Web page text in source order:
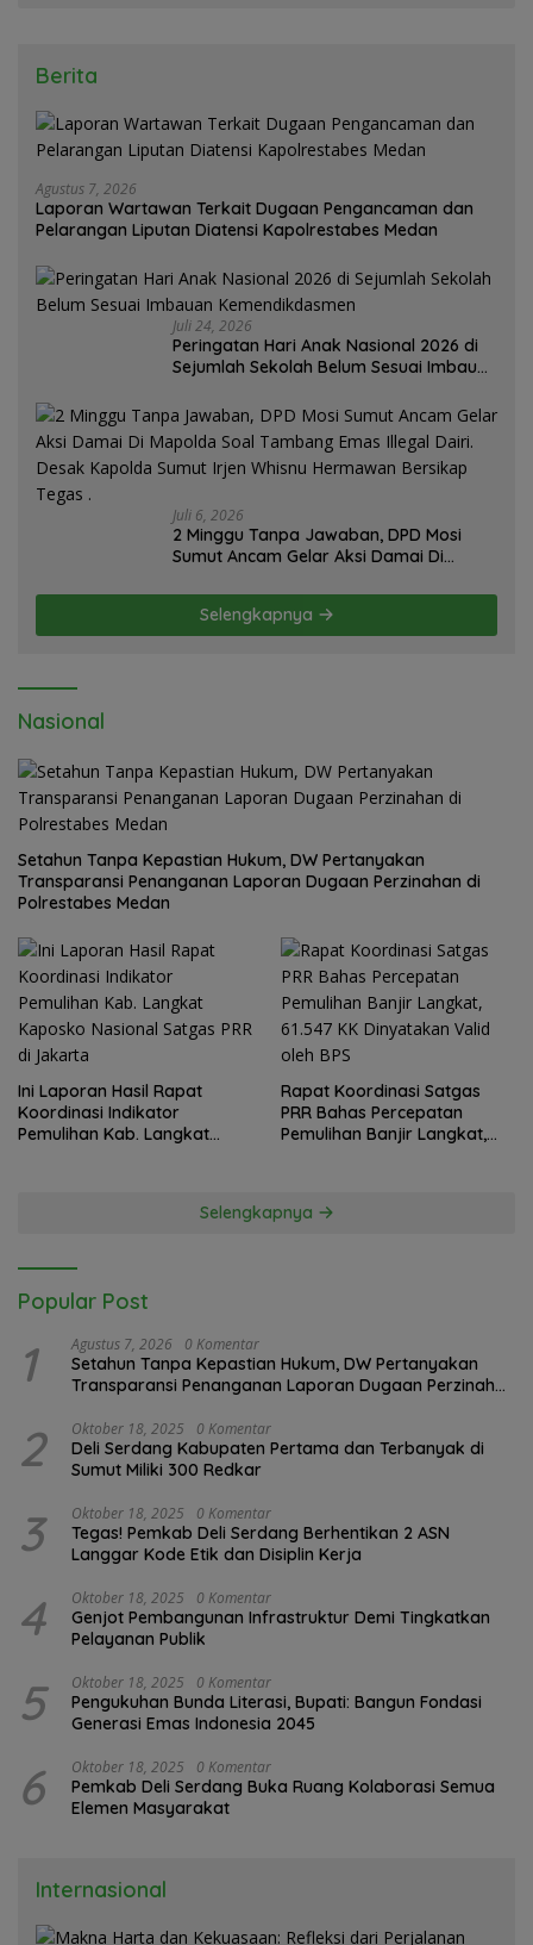
Berita
Agustus 7, 2026
Laporan Wartawan Terkait Dugaan Pengancaman dan
Pelarangan Liputan Diatensi Kapolrestabes Medan
Juli 24, 2026
Peringatan Hari Anak Nasional 2026 di
Sejumlah Sekolah Belum Sesuai Imbauan
Juli 6, 2026
2 Minggu Tanpa Jawaban, DPD Mosi
Sumut Ancam Gelar Aksi Damai Di
Dairi. Desak Kapolda Sumut Irjen
Whisnu Hermawan Bersikap Tegas .
Selengkapnya
Nasional
Setahun Tanpa Kepastian Hukum, DW Pertanyakan
Transparansi Penanganan Laporan Dugaan Perzinahan di
Polrestabes Medan
Ini Laporan Hasil Rapat
Koordinasi Indikator
Pemulihan Kab. Langkat
Rapat Koordinasi Satgas
PRR Bahas Percepatan
Pemulihan Banjir Langkat,
Selengkapnya
Popular Post
1 Agustus 7, 2026 0 Komentar
Setahun Tanpa Kepastian Hukum, DW Pertanyakan
Transparansi Penanganan Laporan Dugaan Perzinahan
2 Oktober 18, 2025 0 Komentar
Deli Serdang Kabupaten Pertama dan Terbanyak di
Sumut Miliki 300 Redkar
3 Oktober 18, 2025 0 Komentar
Tegas! Pemkab Deli Serdang Berhentikan 2 ASN
Langgar Kode Etik dan Disiplin Kerja
4 Oktober 18, 2025 0 Komentar
Genjot Pembangunan Infrastruktur Demi Tingkatkan
Pelayanan Publik
5 Oktober 18, 2025 0 Komentar
Pengukuhan Bunda Literasi, Bupati: Bangun Fondasi
Generasi Emas Indonesia 2045
6 Oktober 18, 2025 0 Komentar
Pemkab Deli Serdang Buka Ruang Kolaborasi Semua
Elemen Masyarakat
Internasional